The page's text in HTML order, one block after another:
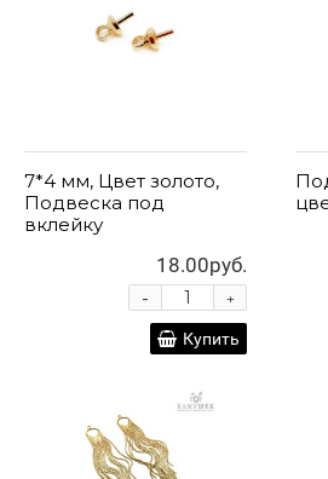
7*4 мм, Цвет золото,
Подвеска под
вклейку
18.00руб.
+
-
Купить